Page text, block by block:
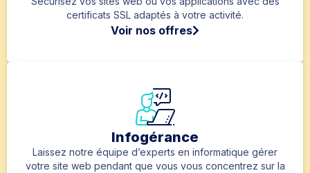
certificats SSL adaptés à votre activité.
Voir nos offres
Infogérance
Laissez notre équipe d’experts en informatique gérer
votre site web pendant que vous vous concentrez sur la